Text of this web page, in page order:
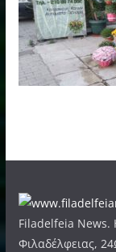
Filadelfeia News.
Φιλαδέλφειας,